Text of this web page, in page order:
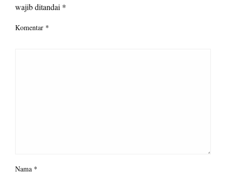
wajib ditandai *
Komentar *
Nama *